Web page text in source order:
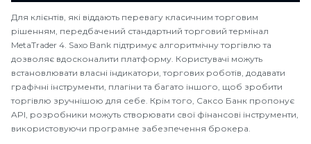
Для клієнтів, які віддають перевагу класичним торговим
рішенням, передбачений стандартний торговий термінал
MetaTrader 4. Saxo Bank підтримує алгоритмічну торгівлю та
дозволяє вдосконалити платформу. Користувачі можуть
встановлювати власні індикатори, торгових роботів, додавати
графічні інструменти, плагіни та багато іншого, щоб зробити
торгівлю зручнішою для себе. Крім того, Саксо Банк пропонує
API, розробники можуть створювати свої фінансові інструменти,
використовуючи програмне забезпечення брокера.